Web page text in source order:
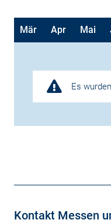
Mär Apr Mai
Es
Kontakt Messen